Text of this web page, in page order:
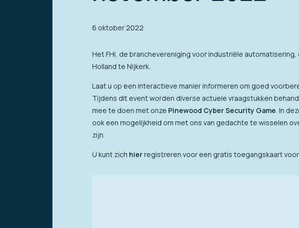
6 oktober 2022
Het FHI, de branchevereniging voor industriële
Holland te Nijkerk.
Laat u op een interactieve manier informeren om goed
Tijdens dit event worden diverse actuele vraagstukken
mee te doen met onze Pinewood Cyber Security Game . In
ook een mogelijkheid om met ons van gedachte te wisselen
zijn.
U kunt zich hierregistreren voor een gratis toegangskaart